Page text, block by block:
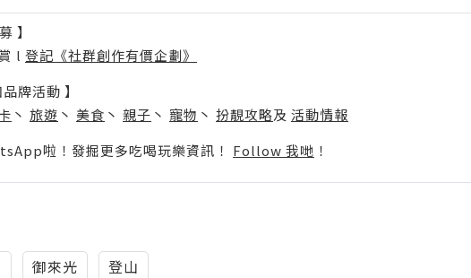
】
l 登記《社群創作有價企劃》
牌活動 】
丶 旅遊 丶 美食 丶 親子 丶 寵物 丶 扮靚攻略及 活動情報
啦！發掘更多吃喝玩樂資訊！ Follow 我哋 ！
御來光 登山